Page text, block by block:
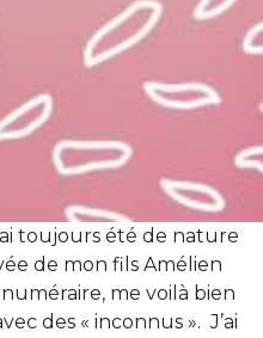
toujours été de nature
de mon fils Amélien
me voilà bien
des « inconnus ». J’ai